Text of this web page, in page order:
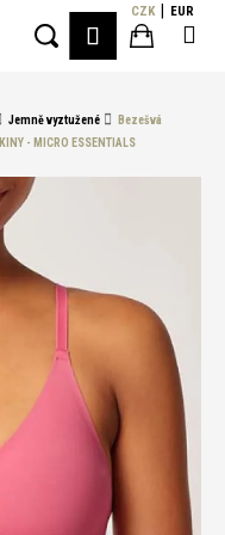
CZK EUR
Hledat
Nákupní
Jemně vyztužené
Bezešvá
- MICRO ESSENTIALS